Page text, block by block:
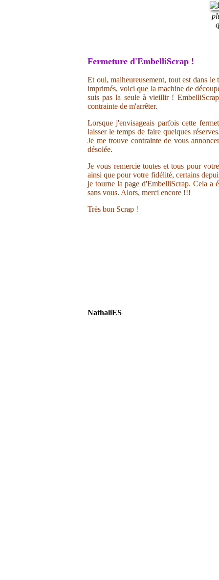
Fermeture d'EmbelliScrap !
Et oui, malheureusement, tout est dans
imprimés, voici que la machine de
suis pas la seule à vieillir !
contrainte de m'arrêter.
Lorsque j'envisageais parfois cette
laisser le temps de faire quelques
Je me trouve contrainte de vous
désolée.
Je vous remercie toutes et tous pour
ainsi que pour votre fidélité, certains
je tourne la page d'EmbelliScrap. Cela a
sans vous. Alors, merci encore !!!
Très bon Scrap !
NathaliES